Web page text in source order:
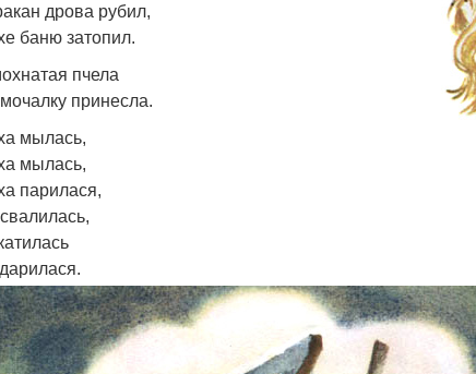
дрова рубил,
баню затопил.
пчела
принесла.
мылась,
мылась,
парилася,